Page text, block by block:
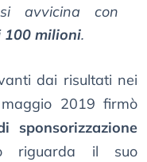
avvicina con
100 milioni.
dai risultati nei
2019 firmò
sponsorizzazione
riguarda il suo